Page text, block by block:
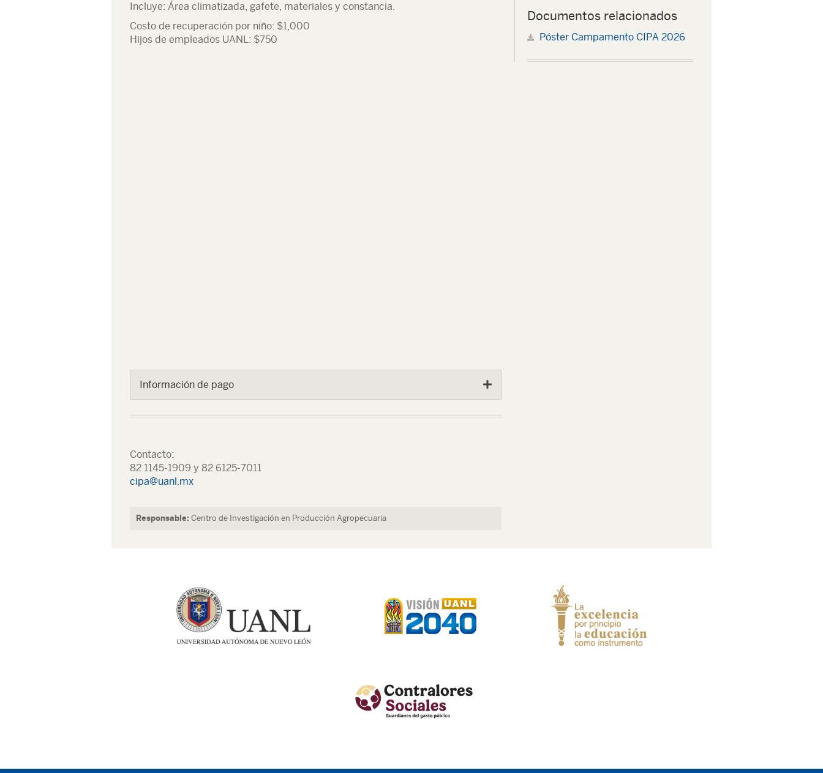
Incluye: Área climatizada, gafete, materiales y constancia.
Costo de recuperación por niño: $1,000
Hijos de empleados UANL: $750
Información de pago
Contacto:
82 1145-1909 y 82 6125-7011
cipa@uanl.mx
Responsable: Centro de Investigación en Producción Agropecuaria
Documentos relacionados
Póster Campamento CIPA 2026